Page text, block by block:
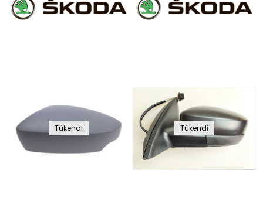
Tükendi Tükendi